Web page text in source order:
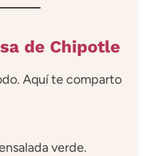
de Chipotle
Aquí te comparto
verde.